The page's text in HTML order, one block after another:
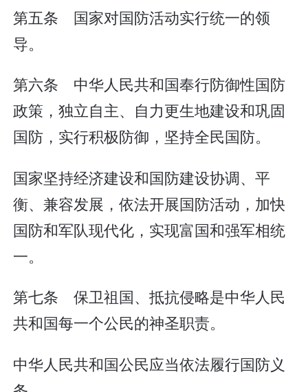
第五条 国家对国防活动实行统一的领
导。
第六条 中华人民共和国奉行防御性国防
政策，独立自主、自力更生地建设和巩固
国防，实行积极防御，坚持全民国防。
国家坚持经济建设和国防建设协调、平
衡、兼容发展，依法开展国防活动，加快
国防和军队现代化，实现富国和强军相统
一。
第七条 保卫祖国、抵抗侵略是中华人民
共和国每一个公民的神圣职责。
中华人民共和国公民应当依法履行国防义